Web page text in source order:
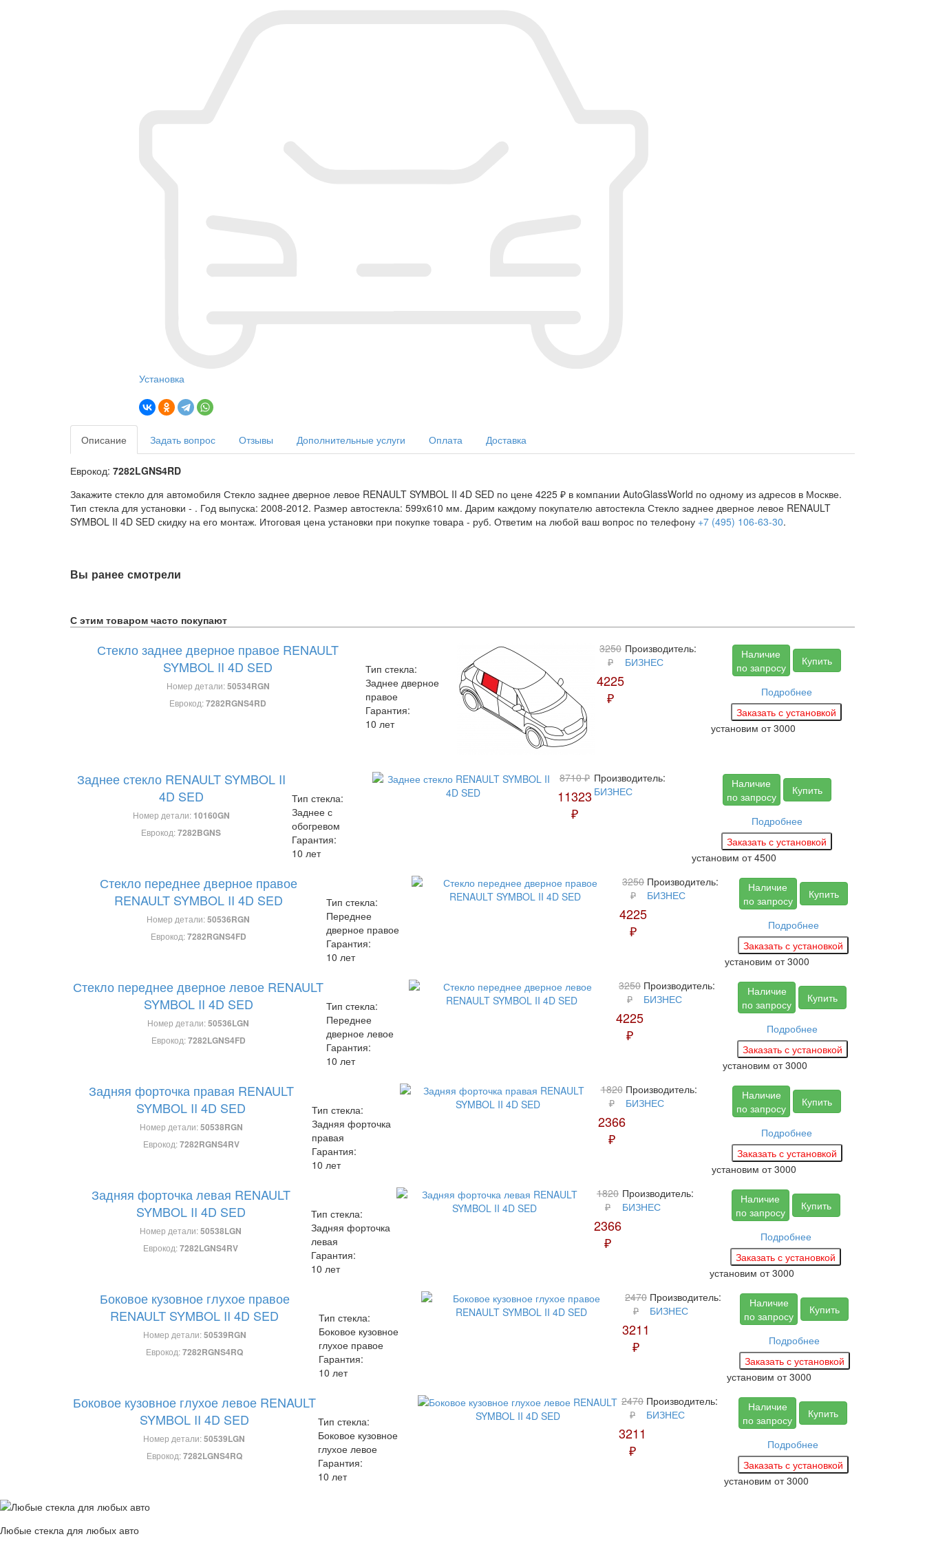
Установка
Описание Задать вопрос Отзывы Дополнительные услуги Оплата Доставка
Еврокод: 7282LGNS4RD
Закажите стекло для автомобиля Стекло заднее дверное левое RENAULT SYMBOL II 4D SED по цене 4225 ₽ в компании AutoGlassWorld по одному из адресов в Москве.
Тип стекла для установки - . Год выпуска: 2008-2012. Размер автостекла: 599x610 мм. Дарим каждому покупателю автостекла Стекло заднее дверное левое RENAULT
SYMBOL II 4D SED скидку на его монтаж. Итоговая цена установки при покупке товара - руб. Ответим на любой ваш вопрос по телефону +7 (495) 106-63-30.
Вы ранее смотрели
С этим товаром часто покупают
Стекло заднее дверное правое RENAULT
SYMBOL II 4D SED
Номер детали:50534RGN
Еврокод:7282RGNS4RD
Тип стекла:
Заднее дверное
правое
Гарантия:
10 лет
3250
₽
4225
₽
Производитель:
БИЗНЕС
Наличие
по запросу
Купить
Подробнее
установим от 3000
Заднее стекло RENAULT SYMBOL II
4D SED
Номер детали: 10160GN
Еврокод:7282BGNS
Тип стекла:
Заднее с
обогревом
Гарантия:
10 лет
8710 ₽
11323
₽
Производитель:
БИЗНЕС
Наличие
по запросу
Купить
Подробнее
установим от 4500
Стекло переднее дверное правое
RENAULT SYMBOL II 4D SED
Номер детали:50536RGN
Еврокод:7282RGNS4FD
Тип стекла:
Переднее
дверное правое
Гарантия:
10 лет
3250
₽
4225
₽
Производитель:
БИЗНЕС
Наличие
по запросу
Купить
Подробнее
установим от 3000
Стекло переднее дверное левое RENAULT
SYMBOL II 4D SED
Номер детали:50536LGN
Еврокод:7282LGNS4FD
Тип стекла:
Переднее
дверное левое
Гарантия:
10 лет
3250
₽
4225
₽
Производитель:
БИЗНЕС
Наличие
по запросу
Купить
Подробнее
установим от 3000
Задняя форточка правая RENAULT
SYMBOL II 4D SED
Номер детали:50538RGN
Еврокод:7282RGNS4RV
Тип стекла:
Задняя форточка
правая
Гарантия:
10 лет
1820
₽
2366
₽
Производитель:
БИЗНЕС
Наличие
по запросу
Купить
Подробнее
установим от 3000
Задняя форточка левая RENAULT
SYMBOL II 4D SED
Номер детали:50538LGN
Еврокод:7282LGNS4RV
Тип стекла:
Задняя форточка
левая
Гарантия:
10 лет
1820
₽
2366
₽
Производитель:
БИЗНЕС
Наличие
по запросу
Купить
Подробнее
установим от 3000
Боковое кузовное глухое правое
RENAULT SYMBOL II 4D SED
Номер детали:50539RGN
Еврокод:7282RGNS4RQ
Тип стекла:
Боковое кузовное
глухое правое
Гарантия:
10 лет
2470
₽
3211
₽
Производитель:
БИЗНЕС
Наличие
по запросу
Купить
Подробнее
установим от 3000
Боковое кузовное глухое левое RENAULT
SYMBOL II 4D SED
Номер детали:50539LGN
Еврокод:7282LGNS4RQ
Тип стекла:
Боковое кузовное
глухое левое
Гарантия:
10 лет
2470
₽
3211
₽
Производитель:
БИЗНЕС
Наличие
по запросу
Купить
Подробнее
установим от 3000
Любые стекла для любых авто